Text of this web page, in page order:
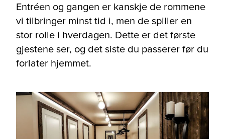
Entréen og gangen er kanskje de rommene
vi tilbringer minst tid i, men de spiller en
stor rolle i hverdagen. Dette er det første
gjestene ser, og det siste du passerer før du
forlater hjemmet.